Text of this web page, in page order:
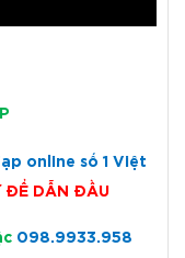
online số 1 Việt
ĐỂ DẪN ĐẦU
098.9933.958